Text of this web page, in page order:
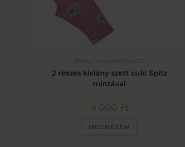
Baba ruha Baba szett
2 részes kislány szett cuki Spitz
mintával
4 000 Ft
MEGNÉZEM